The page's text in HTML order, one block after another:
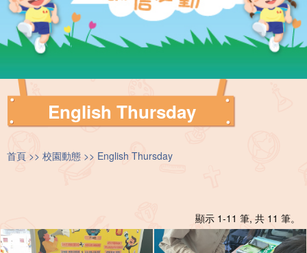
English Thursday
首頁 校園動態 English Thursday
顯示 1-11 筆, 共 11 筆。